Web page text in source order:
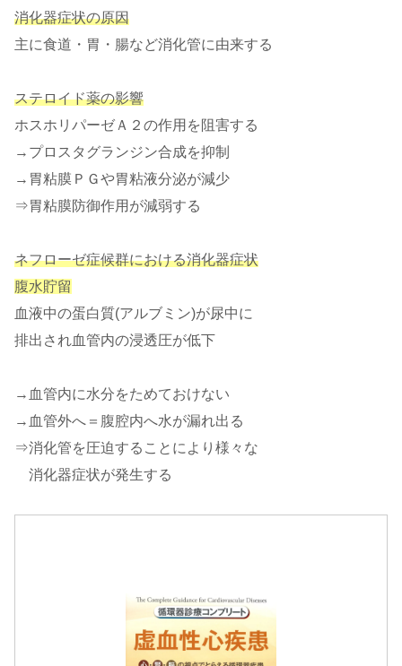
消化器症状の原因
主に食道・胃・腸など消化管に由来する
ステロイド薬の影響
ホスホリパーゼＡ２の作用を阻害する
→プロスタグランジン合成を抑制
→胃粘膜ＰＧや胃粘液分泌が減少
⇒胃粘膜防御作用が減弱する
ネフローゼ症候群における消化器症状
腹水貯留
血液中の蛋白質(アルブミン)が尿中に
排出され血管内の浸透圧が低下
→血管内に水分をためておけない
→血管外へ＝腹腔内へ水が漏れ出る
⇒消化管を圧迫することにより様々な
消化器症状が発生する